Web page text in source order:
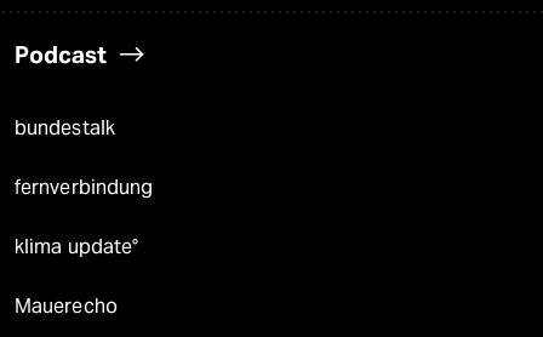
Podcast
bundestalk
fernverbindung
klima update°
Mauerecho